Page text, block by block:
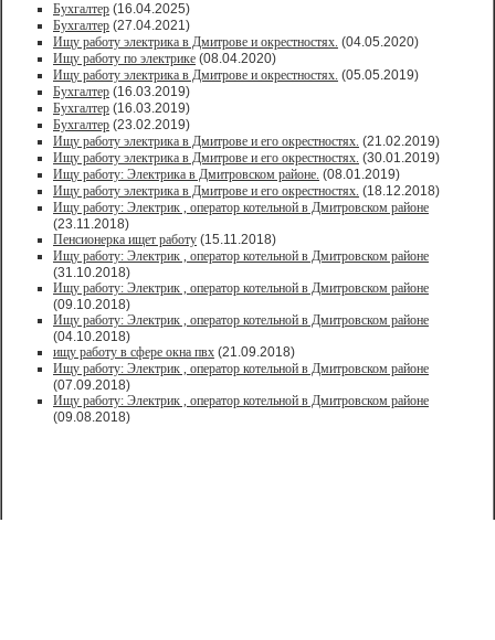
Бухгалтер (16.04.2025)
Бухгалтер (27.04.2021)
Ищу работу электрика в Дмитрове и окрестностях. (04.05.2020)
Ищу работу по электрике (08.04.2020)
Ищу работу электрика в Дмитрове и окрестностях. (05.05.2019)
Бухгалтер (16.03.2019)
Бухгалтер (16.03.2019)
Бухгалтер (23.02.2019)
Ищу работу электрика в Дмитрове и его окрестностях. (21.02.2019)
Ищу работу электрика в Дмитрове и его окрестностях. (30.01.2019)
Ищу работу: Электрика в Дмитровском районе. (08.01.2019)
Ищу работу электрика в Дмитрове и его окрестностях. (18.12.2018)
Ищу работу: Электрик , оператор котельной в Дмитровском районе
(23.11.2018)
Пенсионерка ищет работу (15.11.2018)
Ищу работу: Электрик , оператор котельной в Дмитровском районе
(31.10.2018)
Ищу работу: Электрик , оператор котельной в Дмитровском районе
(09.10.2018)
Ищу работу: Электрик , оператор котельной в Дмитровском районе
(04.10.2018)
ищу работу в сфере окна пвх (21.09.2018)
Ищу работу: Электрик , оператор котельной в Дмитровском районе
(07.09.2018)
Ищу работу: Электрик , оператор котельной в Дмитровском районе
(09.08.2018)